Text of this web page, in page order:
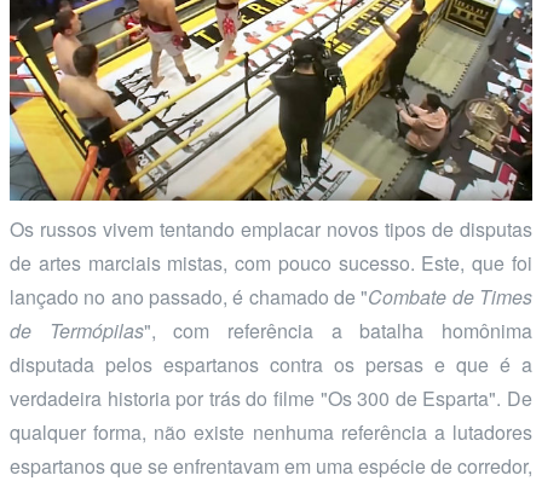
Os russos vivem tentando emplacar novos tipos de disputas
de artes marciais mistas, com pouco sucesso. Este, que foi
lançado no ano passado, é chamado de "Combate de Times
de Termópilas", com referência a batalha homônima
disputada pelos espartanos contra os persas e que é a
verdadeira historia por trás do filme "Os 300 de Esparta". De
qualquer forma, não existe nenhuma referência a lutadores
espartanos que se enfrentavam em uma espécie de corredor,